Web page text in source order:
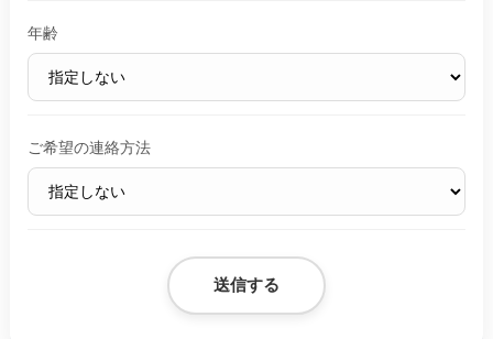
年齢
ご希望の連絡方法